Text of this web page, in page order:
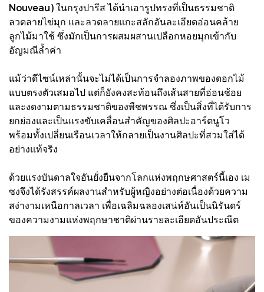
Nouveau) ในกรุงปารีส ได้นำเอารูปทรงที่เป็นธรรมชาติ
ลวดลายไข่มุก และลวดลายแกะสลักอันละเอียดอ่อนคล้าย
ลูกไม้มาใช้ ซึ่งมักเป็นการผสมผสานเปลือกหอยมุกเข้ากับ
อัญมณีล้ำค่า
แม้ว่าดีไซน์เหล่านั้นจะไม่ได้เป็นการจำลองภาพของดอกไม้
แบบตรงตัวเสมอไป แต่ก็ยังคงสะท้อนถึงเส้นสายที่อ่อนช้อย
และงดงามตามธรรมชาติของพืชพรรณ ซึ่งเป็นสิ่งที่ได้รับการ
ยกย่องและเป็นแรงขับเคลื่อนสำคัญของศิลปะอาร์ตนูโว
พร้อมทั้งเปลี่ยนเรือนเวลาให้กลายเป็นงานศิลปะที่สวมใส่ได้
อย่างแท้จริง
ด้วยแรงบันดาลใจอันยั่งยืนจากโลกแห่งพฤกษศาสตร์นี้เอง เม
ซงจึงได้รังสรรค์ผลงานสำหรับผู้หญิงอย่างต่อเนื่องด้วยความ
สง่างามเหนือกาลเวลา เพื่อเฉลิมฉลองเสน่ห์อันเป็นนิรันดร์
ของความงามแห่งพฤกษาชาติผ่านรายละเอียดอันประณีต